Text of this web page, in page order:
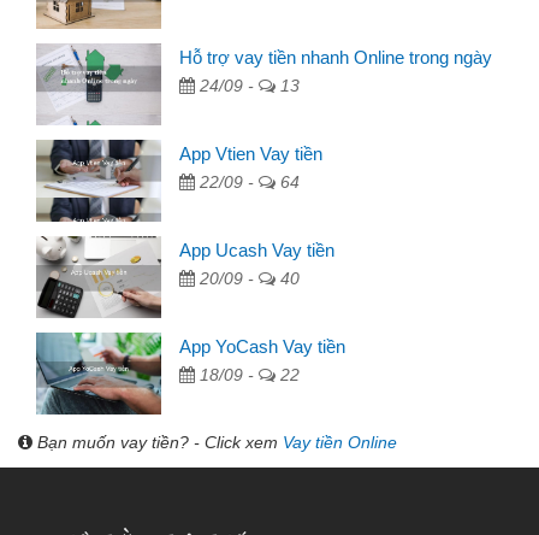
Hỗ trợ vay tiền nhanh Online trong ngày
24/09 - 13
App Vtien Vay tiền
22/09 - 64
App Ucash Vay tiền
20/09 - 40
App YoCash Vay tiền
18/09 - 22
Bạn muốn vay tiền? - Click xem Vay tiền Online